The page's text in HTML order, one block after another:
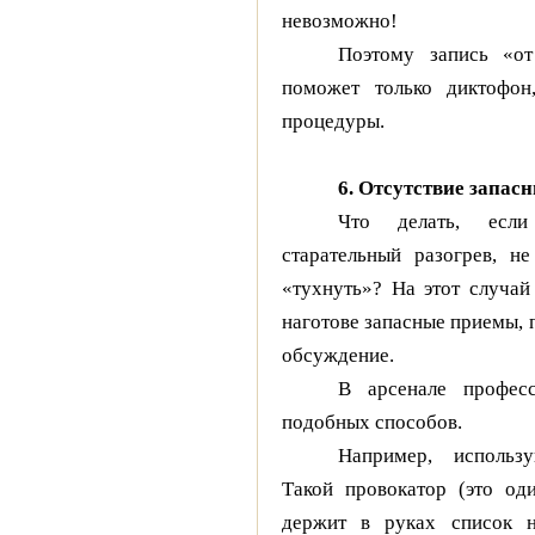
невозможно!
Поэтому запись
поможет только
процедуры.
6. Отсутствие
Что делать,
старательный разогрев,
«тухнуть»? На этот
наготове запасные
обсуждение.
В арсенале
подобных способов.
Например,
Такой провокатор (это
держит в руках список